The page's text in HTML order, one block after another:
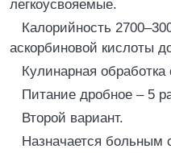
легкоусвояемые.
Калорийность
аскорбиновой кислоты
Кулинарная
Питание дробное – 5
Второй вариант.
Назначается больным